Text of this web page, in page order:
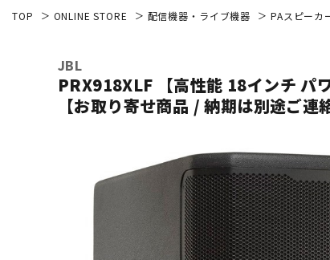
DJ機器 DTM
TOP ONLINE STORE 配信機器・ライブ機器 PAスピーカ
JBL
PRX918XLF 【高性能 18インチ パ
【お取り寄せ商品 / 納期は別途ご連